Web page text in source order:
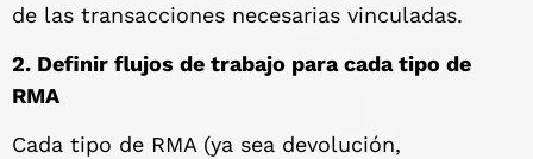
de las transacciones necesarias vinculadas.
2. Definir flujos de trabajo para cada tipo de
RMA
Cada tipo de RMA (ya sea devolución,